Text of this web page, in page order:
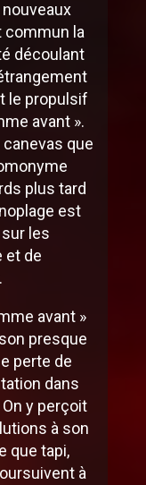
commun la
découlant
le propulsif
avant ».
que
plus tard
est
les
et de
avant »
presque
perte de
dans
y perçoit
à son
que tapi,
à